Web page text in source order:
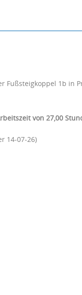
Fußsteigkoppel 1b in
von 27,00
14-07-26)